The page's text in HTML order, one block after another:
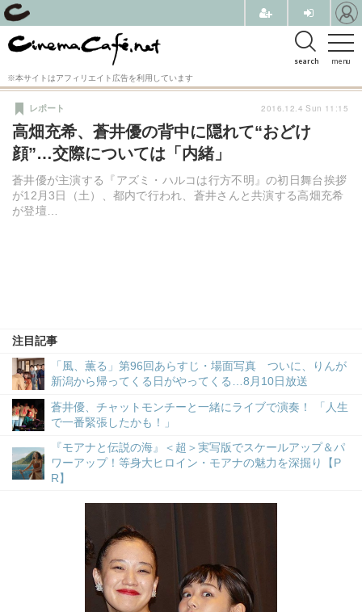
menu
search
※本サイトはアフィリエイト広告を利用しています
高畑充希、蒼井優の背中に隠れて“おどけ
顔”…交際については「内緒」
蒼井優が主演する『アズミ・ハルコは行方不明』の初日舞台挨拶
が12月3日（土）、都内で行われ、蒼井さんと共演する高畑充希
が登壇…
レポート
注目記事
「風、薫る」第96回あらすじ・場面写真 ついに、りんが
新潟から帰ってくる日がやってくる…8月10日放送
蒼井優、チャットモンチーと一緒にライブで演奏！ 「人生
で一番緊張したかも！」
『モアナと伝説の海』＜超＞実写版でスケールアップ＆パ
ワーアップ！等身大ヒロイン・モアナの魅力を深掘り【P
R】
2016.12.4 Sun 11:15